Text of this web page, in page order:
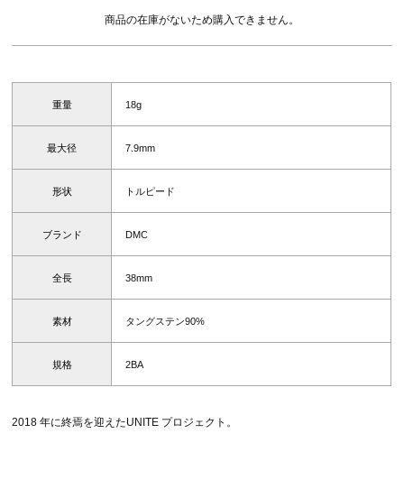
商品の在庫がないため購入できません。
重量 18g
最大径 7.9mm
形状 トルピード
ブランド DMC
全長 38mm
素材 タングステン90%
規格 2BA
2018 年に終焉を迎えたUNITE プロジェクト。